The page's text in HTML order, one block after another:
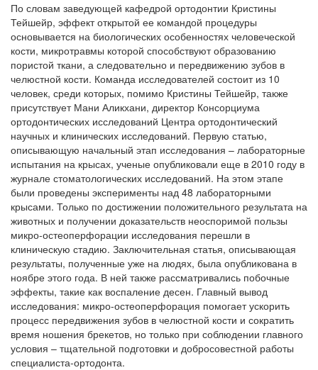
По словам заведующей кафедрой ортодонтии Кристины
Тейшейр, эффект открытой ее командой процедуры
основывается на биологических особенностях человеческой
кости, микротравмы которой способствуют образованию
пористой ткани, а следовательно и передвижению зубов в
челюстной кости. Команда исследователей состоит из 10
человек, среди которых, помимо Кристины Тейшейр, также
присутствует Мани Аликхани, директор Консорциума
ортодонтических исследований Центра ортодонтический
научных и клинических исследований. Первую статью,
описывающую начальный этап исследования – лабораторные
испытания на крысах, ученые опубликовали еще в 2010 году в
журнале стоматологических исследований. На этом этапе
были проведены эксперименты над 48 лабораторными
крысами. Только по достижении положительного результата на
животных и получении доказательств неоспоримой пользы
микро-остеоперфорации исследования перешли в
клиническую стадию. Заключительная статья, описывающая
результаты, полученные уже на людях, была опубликована в
ноябре этого года. В ней также рассматривались побочные
эффекты, такие как воспаление десен. Главный вывод
исследования: микро-остеоперфорация помогает ускорить
процесс передвижения зубов в челюстной кости и сократить
время ношения брекетов, но только при соблюдении главного
условия – тщательной подготовки и добросовестной работы
специалиста-ортодонта.